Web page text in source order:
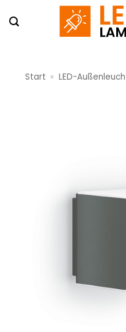
Inhalt
Start » LED-